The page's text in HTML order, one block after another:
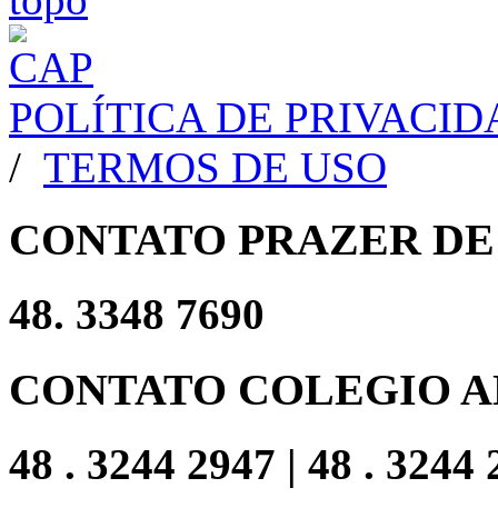
POLÍTICA DE
/ TERMOS DE USO
CONTATO PRAZER
48. 3348 7690
CONTATO COLEGIO
48 . 3244 2947 | 48 . 3244